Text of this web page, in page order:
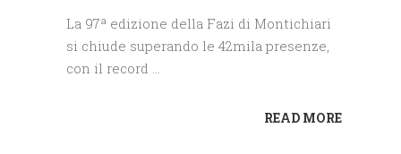
La 97ª edizione della Fazi di Montichiari
si chiude superando le 42mila presenze,
con il record
READ MORE